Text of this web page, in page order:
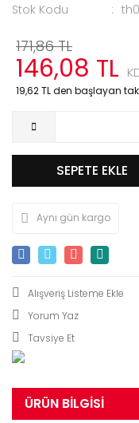
Stok Kodu
171,86 TL
146,08 TL
19,62 TL den başlayan
SEPETE EKLE
Aynı gün kargo
Yorum Yaz
Tavsiye Et
ÜRÜN BILGISI